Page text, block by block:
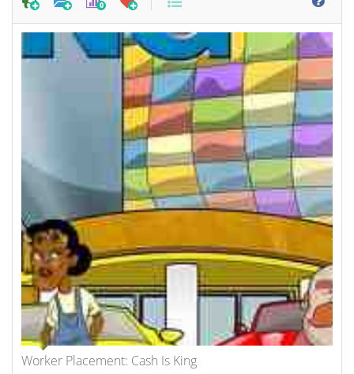
0
Worker Placement: Cash Is King